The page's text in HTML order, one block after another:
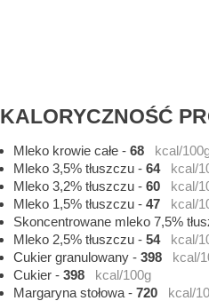
KALORYCZNOŚĆ
Mleko krowie całe -68
kcal/
Mleko 3,5% tłuszczu -64
kcal/
Mleko 3,2% tłuszczu -60
kcal/
Mleko 1,5% tłuszczu -47
kcal/
Skoncentrowane mleko 7,5%
Mleko 2,5% tłuszczu -54
kcal/
Cukier granulowany -398
kcal/
Cukier -398
kcal/100g
Margaryna stołowa -720
kcal/